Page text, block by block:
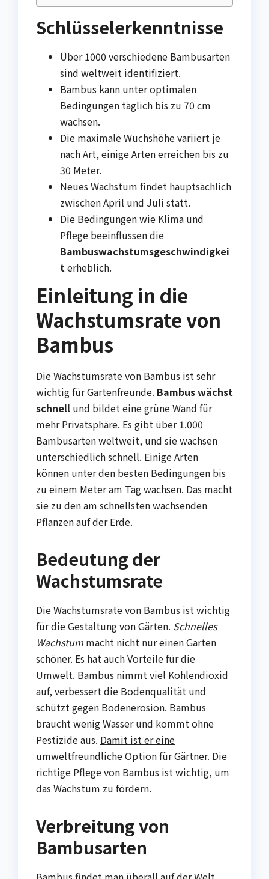
Schlüsselerkenntnisse
Über 1000 verschiedene Bambusarten
sind weltweit identifiziert.
Bambus kann unter optimalen
Bedingungen täglich bis zu 70 cm
wachsen.
Die maximale Wuchshöhe variiert je
nach Art, einige Arten erreichen bis zu
30 Meter.
Neues Wachstum findet hauptsächlich
zwischen April und Juli statt.
Die Bedingungen wie Klima und
Pflege beeinflussen die
Bambuswachstumsgeschwindigkei
t erheblich.
Einleitung in die
Wachstumsrate von
Bambus
Die Wachstumsrate von Bambus ist sehr
wichtig für Gartenfreunde. Bambus wächst
schnell und bildet eine grüne Wand für
mehr Privatsphäre. Es gibt über 1.000
Bambusarten weltweit, und sie wachsen
unterschiedlich schnell. Einige Arten
können unter den besten Bedingungen bis
zu einem Meter am Tag wachsen. Das macht
sie zu den am schnellsten wachsenden
Pflanzen auf der Erde.
Bedeutung der
Wachstumsrate
Die Wachstumsrate von Bambus ist wichtig
für die Gestaltung von Gärten. Schnelles
Wachstum macht nicht nur einen Garten
schöner. Es hat auch Vorteile für die
Umwelt. Bambus nimmt viel Kohlendioxid
auf, verbessert die Bodenqualität und
schützt gegen Bodenerosion. Bambus
braucht wenig Wasser und kommt ohne
Pestizide aus. Damit ist er eine
umweltfreundliche Optionfür Gärtner. Die
richtige Pflege von Bambus ist wichtig, um
das Wachstum zu fördern.
Verbreitung von
Bambusarten